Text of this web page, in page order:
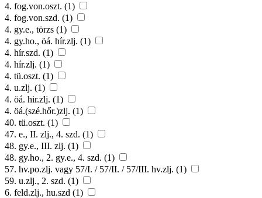
4. fog.von.oszt. (1)
4. fog.von.szd. (1)
4. gy.e., törzs (1)
4. gy.ho., öá. hír.zlj. (1)
4. hír.szd. (1)
4. hír.zlj. (1)
4. tü.oszt. (1)
4. u.zlj. (1)
4. öá. hir.zlj. (1)
4. öá.(szé.hőr.)zlj. (1)
40. tü.oszt. (1)
47. e., II. zlj., 4. szd. (1)
48. gy.e., III. zlj. (1)
48. gy.ho., 2. gy.e., 4. szd. (1)
57. hv.po.zlj. vagy 57/I. / 57/II. / 57/III. hv.zlj. (1)
59. u.zlj., 2. szd. (1)
6. feld.zlj., hu.szd (1)